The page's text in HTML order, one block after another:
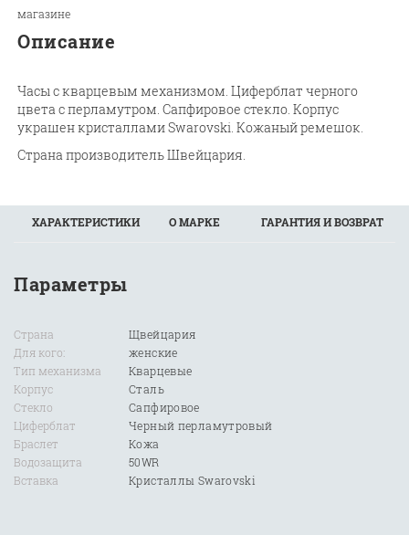
магазине
Описание
Часы с кварцевым механизмом. Циферблат черного
цвета с перламутром. Сапфировое стекло. Корпус
украшен кристаллами Swarovski. Кожаный ремешок.
Страна производитель Швейцария.
ХАРАКТЕРИСТИКИ О МАРКЕ ГАРАНТИЯ И ВОЗВРАТ
Параметры
Страна
Для кого:
Тип механизма
Корпус
Стекло
Циферблат
Браслет
Водозащита
Вставка
Щвейцария
женские
Кварцевые
Сталь
Сапфировое
Черный перламутровый
Кожа
50WR
Кристаллы Swarovski